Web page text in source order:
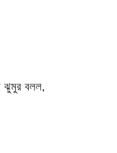
ঝুমুর বলল,